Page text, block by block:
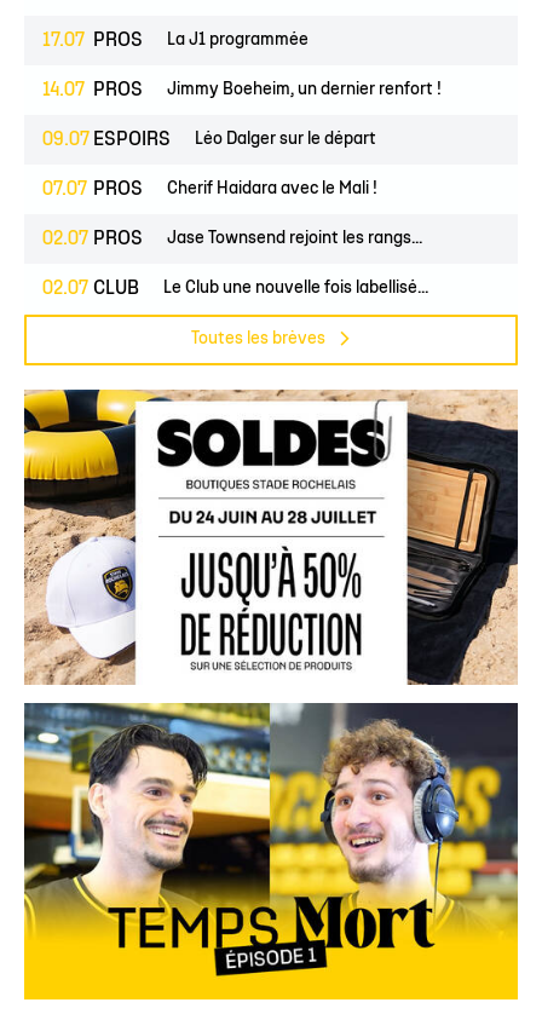
17.07 PROS La J1 programmée
14.07 PROS Jimmy Boeheim, un dernier renfort !
09.07 ESPOIRS Léo Dalger sur le départ
07.07 PROS Cherif Haidara avec le Mali !
02.07 PROS Jase Townsend rejoint les rangs...
02.07 CLUB Le Club une nouvelle fois labellisé...
Toutes les brèves